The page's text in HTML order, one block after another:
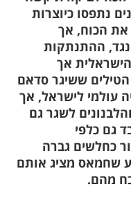
נתפסו כיוצרות
את הכוח, אך
ההתנתקות
אך
ששיגר סדאם
עולמי לישראל, אך
לשגר גם
גם כלפי
כחלשים גברה
שחמאס מציג אותם
מהם.